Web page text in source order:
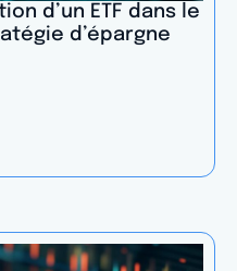
d’un ETF dans le
d’épargne